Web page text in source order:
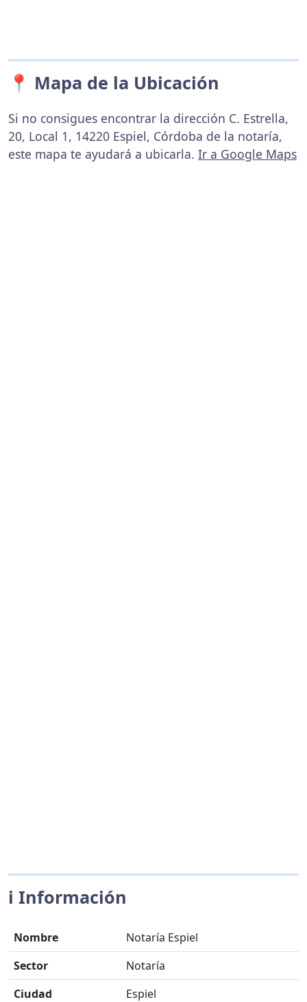
📍 Mapa de la Ubicación
Si no consigues encontrar la dirección C. Estrella,
20, Local 1, 14220 Espiel, Córdoba de la notaría,
este mapa te ayudará a ubicarla. Ir a Google Maps
ℹ️ Información
Nombre
Notaría Espiel
Sector
Notaría
Ciudad
Espiel